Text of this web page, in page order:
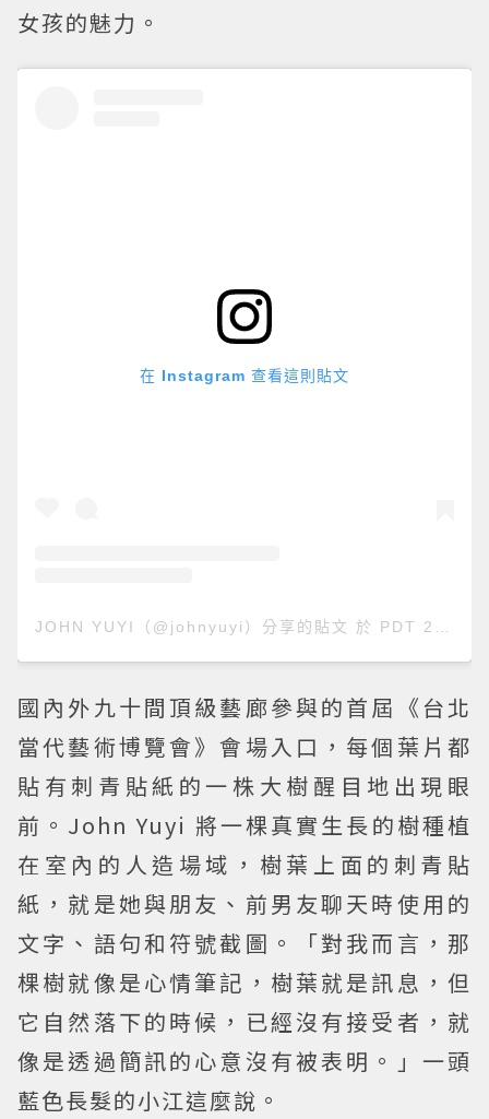
女孩的魅力。
在 Instagram 查看這則貼文
JOHN YUYI（@johnyuyi）分享的貼文 於 PDT 2018 年 6月 月 29 日 上午 11:57
國內外九十間頂級藝廊參與的首屆《台北
當代藝術博覽會》會場入口，每個葉片都
貼有刺青貼紙的一株大樹醒目地出現眼
前。John Yuyi 將一棵真實生長的樹種植
在室內的人造場域，樹葉上面的刺青貼
紙，就是她與朋友、前男友聊天時使用的
文字、語句和符號截圖。「對我而言，那
棵樹就像是心情筆記，樹葉就是訊息，但
它自然落下的時候，已經沒有接受者，就
像是透過簡訊的心意沒有被表明。」一頭
藍色長髮的小江這麼說。